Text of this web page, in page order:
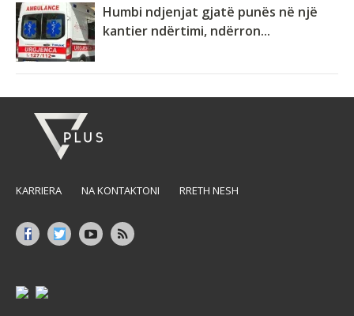
Humbi ndjenjat gjatë punës në një
kantier ndërtimi, ndërron...
KARRIERA NA KONTAKTONI RRETH NESH